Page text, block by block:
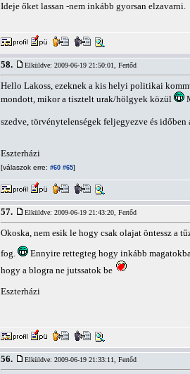
Ideje őket lassan -nem inkább gyorsan elzavarni.
58. Elküldve: 2009-06-19 21:50:01, Fertőd
Hello Lakoss, ezeknek a kis helyi politikai
mondott, mikor a tisztelt urak/hölgyek közül
szedve, törvénytelenségek feljegyezve és
Eszterházi
[válaszok erre: #60 #65]
57. Elküldve: 2009-06-19 21:43:20, Fertőd
Okoska, nem esik le hogy csak olajat öntessz a
fog.
Ennyire rettegteg hogy inkább
hogy a blogra ne jutssatok be
Eszterházi
56. Elküldve: 2009-06-19 21:33:11, Fertőd